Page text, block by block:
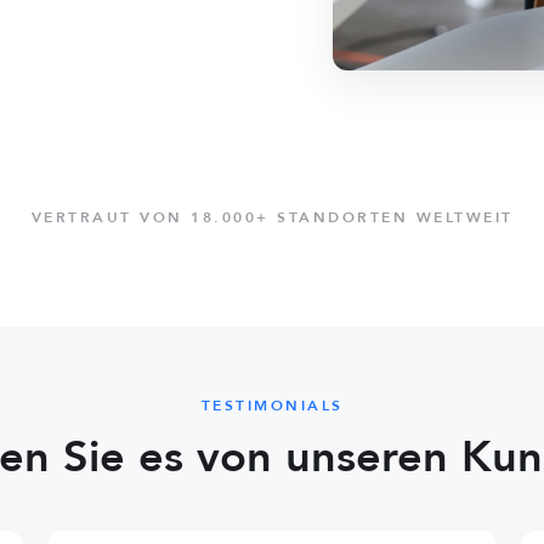
VERTRAUT VON 18.000+ STANDORTEN WELTWEIT
TESTIMONIALS
Sie es von unseren